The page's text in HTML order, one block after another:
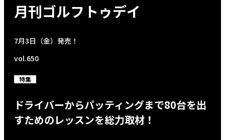
月刊ゴルフトゥデイ
7月3日（金）発売！
vol.650
特集
ドライバーからパッティングまで80台を出
すためのレッスンを総力取材！